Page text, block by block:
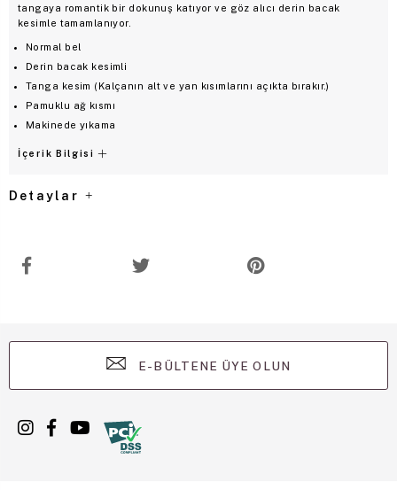
tangaya romantik bir dokunuş katıyor ve göz alıcı derin bacak
kesimle tamamlanıyor.
Normal bel
Derin bacak kesimli
Tanga kesim (Kalçanın alt ve yan kısımlarını açıkta bırakır.)
Pamuklu ağ kısmı
Makinede yıkama
İçerik Bilgisi
Detaylar
E-BÜLTENE ÜYE OLUN